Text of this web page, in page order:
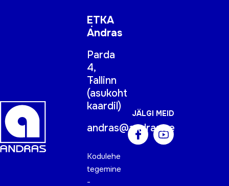
ETKA
Andras
Parda
4,
Tallinn
(asukoht
kaardil)
andras@andras.ee
Kodulehe
tegemine
-
JÄLGI MEID